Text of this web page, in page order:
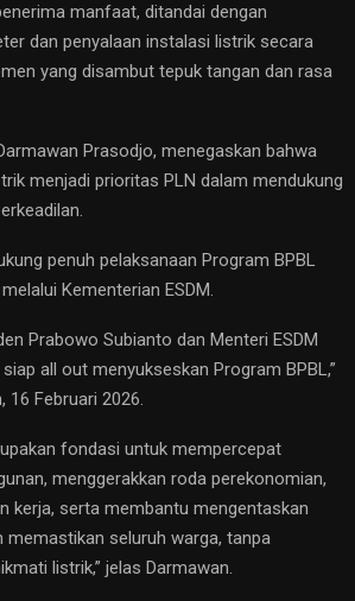
manfaat, ditandai dengan
dan penyalaan instalasi listrik secara
yang disambut tepuk tangan dan rasa
Prasodjo, menegaskan bahwa
menjadi prioritas PLN dalam mendukung
penuh pelaksanaan Program BPBL
Kementerian ESDM.
Prabowo Subianto dan Menteri ESDM
all out menyukseskan Program BPBL,”
16 Februari 2026.
fondasi untuk mempercepat
menggerakkan roda perekonomian,
kerja, serta membantu mengentaskan
memastikan seluruh warga, tanpa
listrik,” jelas Darmawan.